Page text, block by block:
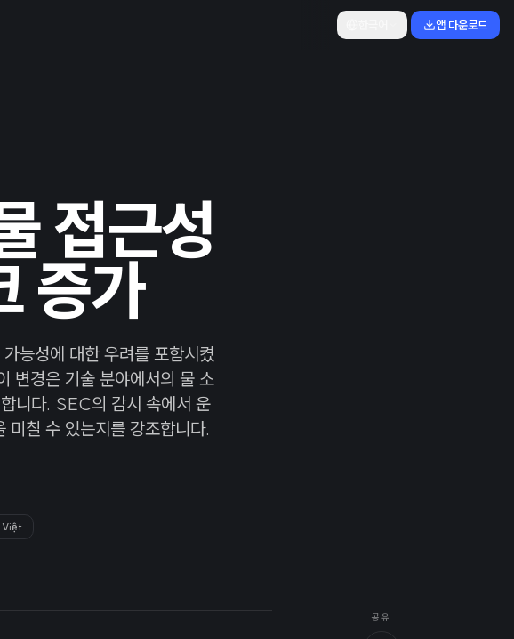
앱 다운로드
접근성
증가
능성에 대한 우려를 포함시켰
변경은 기술 분야에서의 물 소
니다. SEC의 감시 속에서 운
미칠 수 있는지를 강조합니다.
Việt
공유